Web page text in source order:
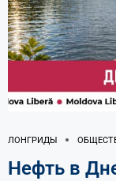
ЛОНГРИДЫ
Нефть в